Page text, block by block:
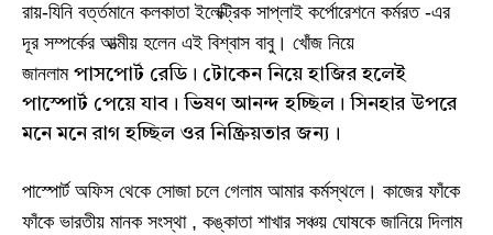
রায়-যিনি বর্ত্তমানে কলকাতা ইলেক্ট্রিক সাপ্লাই কর্পোরেশনে কর্মরত -এর
দূর সম্পর্কের আত্মীয় হলেন এই বিশ্বাস বাবু। খোঁজ নিয়ে
জানলাম পাসপোর্ট রেডি। টোকেন নিয়ে হাজির হলেই
পাস্পোর্ট পেয়ে যাব। ভিষণ আনন্দ হচ্ছিল। সিনহার উপরে
মনে মনে রাগ হচ্ছিল ওর নিষ্ক্রিয়তার জন্য।
পাস্পোর্ট অফিস থেকে সোজা চলে গেলাম আমার কর্মস্থলে। কাজের ফাঁকে
ফাঁকে ভারতীয় মানক সংস্থা , কঙ্কাতা শাখার সঞ্চয় ঘোষকে জানিয়ে দিলাম